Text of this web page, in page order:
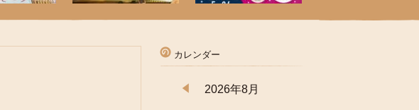
カレンダー
2026年8月